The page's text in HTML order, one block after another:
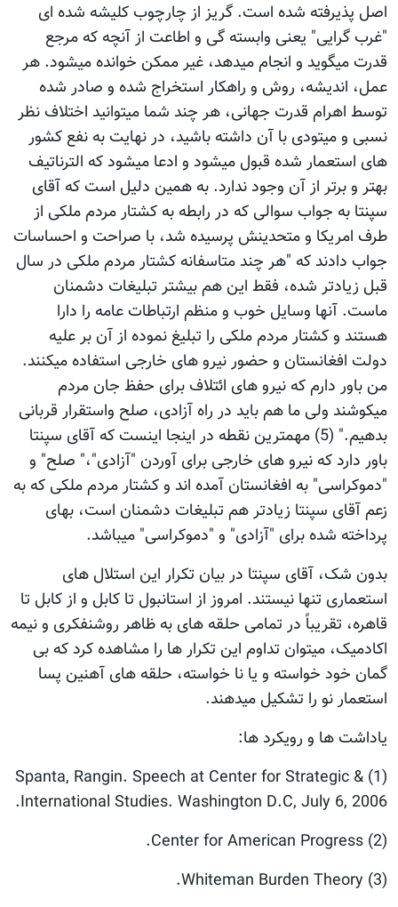
اصل پذیرفته شده است. گریز از چارچوب کلیشه شده ای
"غرب گرایی" یعنی وابسته گی و اطاعت از آنچه که مرجع
قدرت میگوید و انجام میدهد، غیر ممکن خوانده میشود. هر
عمل، اندیشه، روش و راهکار استخراج شده و صادر شده
توسط اهرام قدرت جهانی، هر چند شما میتوانید اختلاف نظر
نسبی و میتودی با آن داشته باشید، در نهایت به نفع کشور
های استعمار شده قبول میشود و ادعا میشود که الترناتیف
بهتر و برتر از آن وجود ندارد. به همین دلیل است که آقای
سپنتا به جواب سوالی که در رابطه به کشتار مردم ملکی از
طرف امریکا و متحدینش پرسیده شد، با صراحت و احساسات
جواب دادند که "هر چند متاسفانه کشتار مردم ملکی در سال
قبل زیادتر شده، فقط این هم بیشتر تبلیغات دشمنان
ماست. آنها وسایل خوب و منظم ارتباطات عامه را دارا
هستند و کشتار مردم ملکی را تبلیغ نموده از آن بر علیه
دولت افغانستان و حضور نیرو های خارجی استفاده میکنند.
من باور دارم که نیرو های ائتلاف برای حفظ جان مردم
میکوشند ولی ما هم باید در راه آزادی، صلح واستقرار قربانی
بدهیم." (5) مهمترین نقطه در اینجا اینست که آقای سپنتا
باور دارد که نیرو های خارجی برای آوردن "آزادی"،" صلح" و
"دموکراسی" به افغانستان آمده اند و کشتار مردم ملکی که به
زعم آقای سپنتا زیادتر هم تبلیغات دشمنان است، بهای
پرداخته شده برای "آزادی" و "دموکراسی" میباشد.
بدون شک، آقای سپنتا در بیان تکرار این استلال های
استعماری تنها نیستند. امروز از استانبول تا کابل و از کابل تا
قاهره، تقریباً در تمامی حلقه های به ظاهر روشنفکری و نیمه
اکادمیک، میتوان تداوم این تکرار ها را مشاهده کرد که بی
گمان خود خواسته و یا نا خواسته، حلقه های آهنین پسا
استعمار نو را تشکیل میدهند.
یاداشت ها و رویکرد ها:
(1) Spanta, Rangin. Speech at Center for Strategic &
International Studies. Washington D.C, July 6, 2006.
(2) Center for American Progress.
(3) Whiteman Burden Theory.